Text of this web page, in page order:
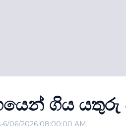
ගිය යතුරු
-6/06/2026 08:00:00 AM